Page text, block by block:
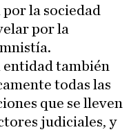
la sociedad
por la
entidad también
todas las
que se lleven
judiciales, y